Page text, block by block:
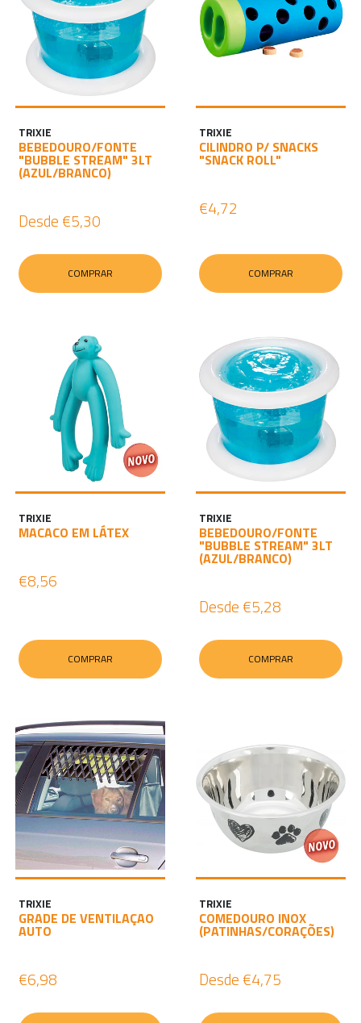
TRIXIE
BEBEDOURO/FONTE
"BUBBLE STREAM" 3LT
(AZUL/BRANCO)
Desde €5,30
COMPRAR
TRIXIE
CILINDRO P/ SNACKS
"SNACK ROLL"
€4,72
COMPRAR
TRIXIE
MACACO EM LÁTEX
€8,56
COMPRAR
TRIXIE
BEBEDOURO/FONTE
"BUBBLE STREAM" 3LT
(AZUL/BRANCO)
Desde €5,28
COMPRAR
TRIXIE
GRADE DE VENTILAÇAO
AUTO
€6,98
TRIXIE
COMEDOURO INOX
(PATINHAS/CORAÇÕES)
Desde €4,75